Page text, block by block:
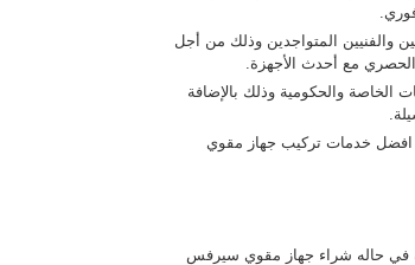
والفنيين المتواجدين وذلك من أجل
مع أحدث الأجهزة.
الخاصة والحكومية وذلك بالإضافة
افضل خدمات تركيب جهاز مقوي
في حاله شراء جهاز مقوي سيرفس